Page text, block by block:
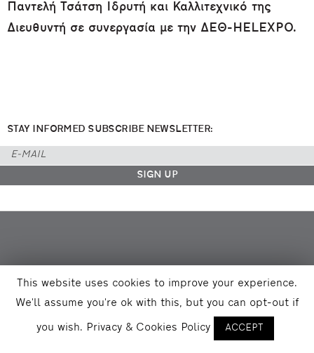
Παντελή Τσάτση Ιδρυτή και Καλλιτεχνικό της
Διευθυντή σε συνεργασία με την ΔΕΘ-HELEXPO.
STAY INFORMED SUBSCRIBE NEWSLETTER:
This website uses cookies to improve your experience.
We'll assume you're ok with this, but you can opt-out if
you wish. Privacy & Cookies Policy ACCEPT